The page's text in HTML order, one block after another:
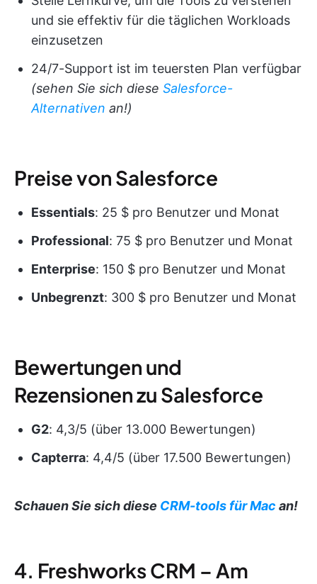
und sie effektiv für die täglichen Workloads
einzusetzen
24/7-Support ist im teuersten Plan verfügbar
(sehen Sie sich diese Salesforce-
Alternativen an!)
Preise von Salesforce
Essentials: 25 $ pro Benutzer und Monat
Professional: 75 $ pro Benutzer und Monat
Enterprise: 150 $ pro Benutzer und Monat
Unbegrenzt: 300 $ pro Benutzer und Monat
Bewertungen und
Rezensionen zu Salesforce
G2: 4,3/5 (über 13.000 Bewertungen)
Capterra: 4,4/5 (über 17.500 Bewertungen)
Schauen Sie sich diese CRM-tools für Mac an!
4. Freshworks CRM – Am